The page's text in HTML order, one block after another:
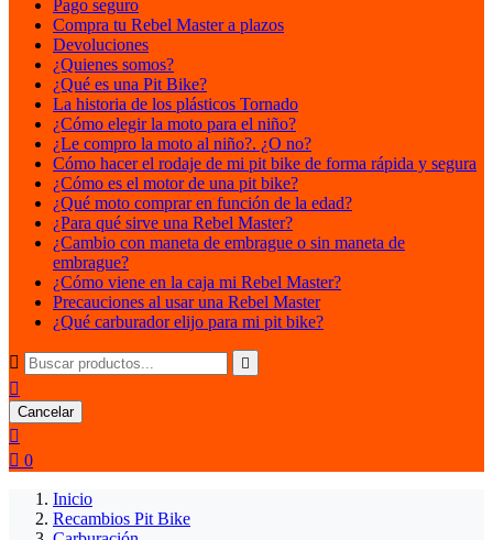
Pago seguro
Compra tu Rebel Master a plazos
Devoluciones
¿Quienes somos?
¿Qué es una Pit Bike?
La historia de los plásticos Tornado
¿Cómo elegir la moto para el niño?
¿Le compro la moto al niño?. ¿O no?
Cómo hacer el rodaje de mi pit bike de forma rápida y segura
¿Cómo es el motor de una pit bike?
¿Qué moto comprar en función de la edad?
¿Para qué sirve una Rebel Master?
¿Cambio con maneta de embrague o sin maneta de
embrague?
¿Cómo viene en la caja mi Rebel Master?
Precauciones al usar una Rebel Master
¿Qué carburador elijo para mi pit bike?
 

Cancelar

 0
Inicio
Recambios Pit Bike